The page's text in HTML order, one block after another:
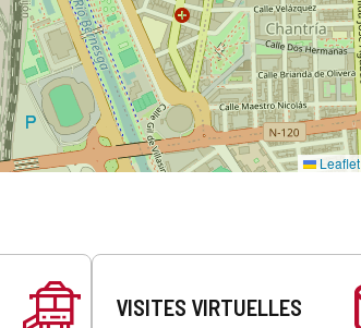
Leaflet
VISITES VIRTUELLES